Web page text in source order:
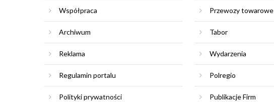
Współpraca
Archiwum
Reklama
Regulamin portalu
Polityki prywatności
Przewozy towarowe
Tabor
Wydarzenia
Polregio
Publikacje Firm